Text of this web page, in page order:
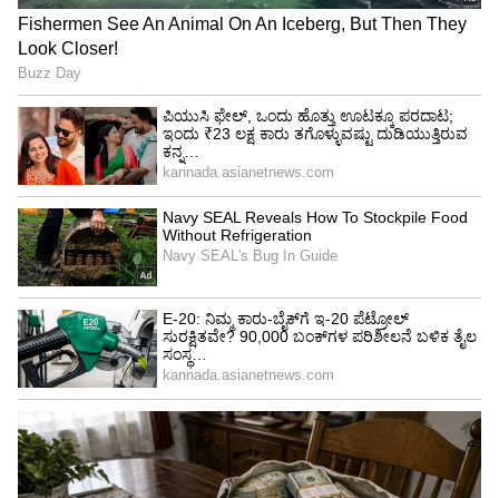
ಕುಂಸಿ ಶಿವಮೊಗ್ಗ ಮಾರ್ಗ ರಾಜದಾನಿ ಬೆಂಗಳೂರಿಗೆ 6.20
ಹೋಗುವ ಇಂಟರ್ ಸಿಟಿ ರೈಲು ನಂತರ 7.45 ರಿಂದ 8 ಗಂಟೆಗೆ
ಶಿವಮೊಗ್ಗ ಪ್ಯಾಸಂಜರ್ ರೈಲು ಹೀಗೆ ಹೋಗಿ ಬರುವ
ಹಲವಾರು ರೈಲು ಗಾಡಿಗಳು ಆರಸಾಳು ಮಾಲ್ಗುಡಿ
ನಿಲ್ದಾಣದಲ್ಲಿ ನಿಲ್ಲಿಸಿ ಹೋಗುವುದರಿಂದಾಗಿ ಸಾಕಷ್ಟು
ಪ್ರಯಾಣಿಕರು ಓಡಾಡುವಂತಾಗಿದೆ.